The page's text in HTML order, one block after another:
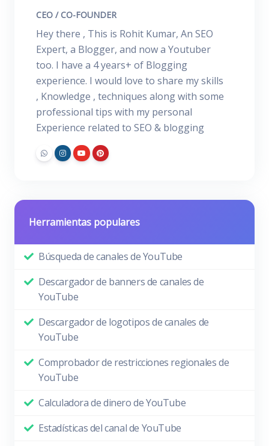
CEO / CO-FOUNDER
Hey there , This is Rohit Kumar, An SEO
Expert, a Blogger, and now a Youtuber
too. I have a 4 years+ of Blogging
experience. I would love to share my skills
, Knowledge , techniques along with some
professional tips with my personal
Experience related to SEO & blogging
Herramientas populares
Búsqueda de canales de YouTube
Descargador de banners de canales de
YouTube
Descargador de logotipos de canales de
YouTube
Comprobador de restricciones regionales de
YouTube
Calculadora de dinero de YouTube
Estadísticas del canal de YouTube